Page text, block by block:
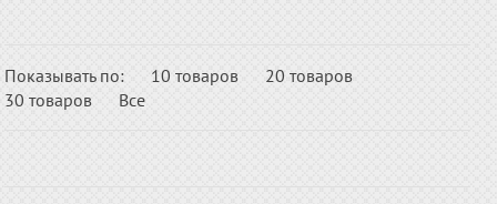
Показывать по: 10 товаров
20 товаров
30 товаров
Все